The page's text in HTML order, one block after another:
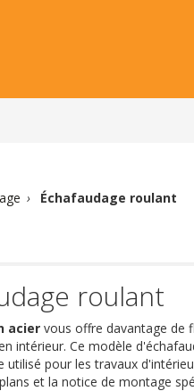
› Échafaudage roulant
roulant
aciervous offre davantage de
intérieur. Ce modèle
utilisé pour les travaux
et la notice de montage